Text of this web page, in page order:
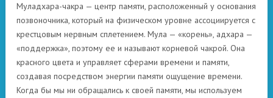
Муладхара-чакра — центр памяти, расположенный у основания
позвоночника, который на физическом уровне ассоциируется с
крестцовым нервным сплетением. Мула — «корень», адхара —
«поддержка», поэтому ее и называют корневой чакрой. Она
красного цвета и управляет сферами времени и памяти,
создавая посредством энергии памяти ощущение времени.
Когда бы мы ни обращались к своей памяти, мы используем